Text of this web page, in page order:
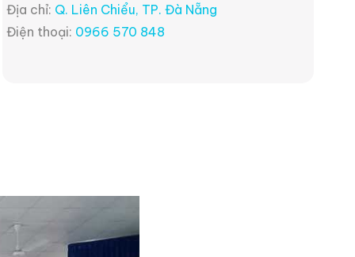
Địa chỉ: Q. Liên Chiểu, TP. Đà Nẵng
Điện thoại: 0966 570 848